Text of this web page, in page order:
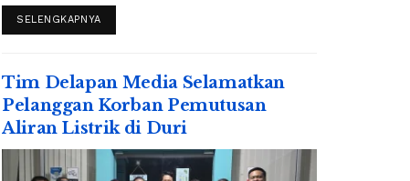
SELENGKAPNYA
Tim Delapan Media Selamatkan
Pelanggan Korban Pemutusan
Aliran Listrik di Duri